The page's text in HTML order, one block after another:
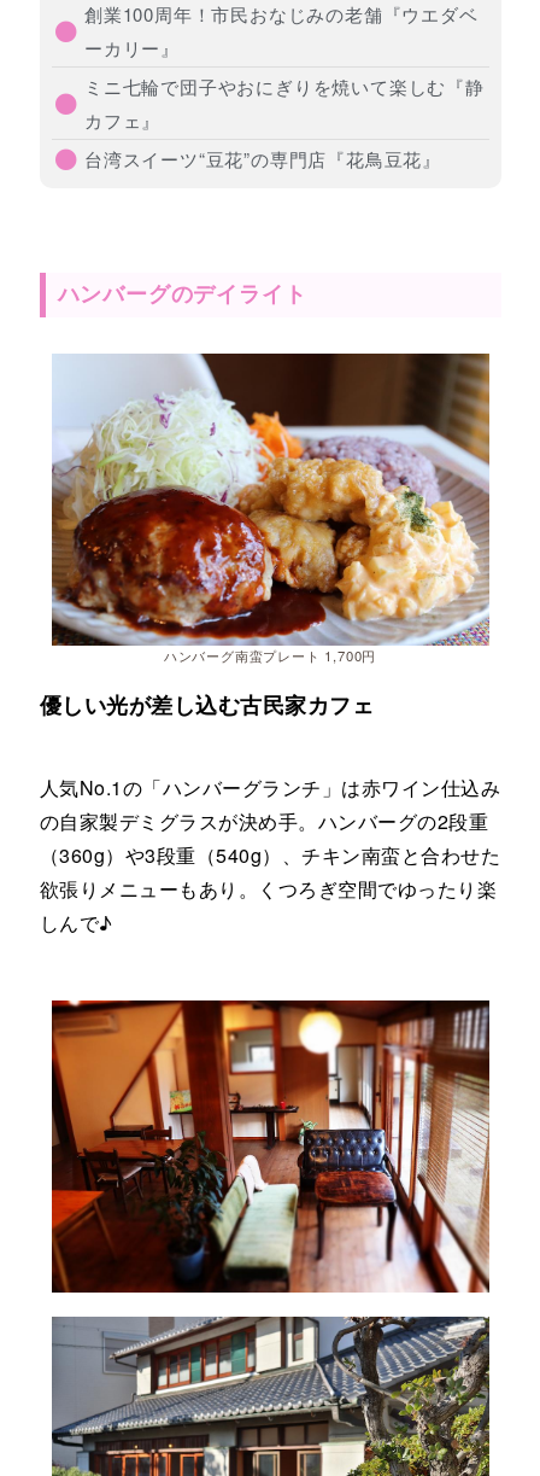
創業100周年！市民おなじみの老舗『ウエダベ
ーカリー』
ミニ七輪で団子やおにぎりを焼いて楽しむ『静
カフェ』
台湾スイーツ“豆花”の専門店『花鳥豆花』
ハンバーグのデイライト
ハンバーグ南蛮プレート 1,700円
優しい光が差し込む古民家カフェ
人気No.1の「ハンバーグランチ」は赤ワイン仕込み
の自家製デミグラスが決め手。ハンバーグの2段重
（360g）や3段重（540g）、チキン南蛮と合わせた
欲張りメニューもあり。くつろぎ空間でゆったり楽
しんで♪